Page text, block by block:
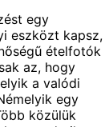
egy
eszközt kapsz,
ételfotók
az, hogy
a valódi
egy
közülük